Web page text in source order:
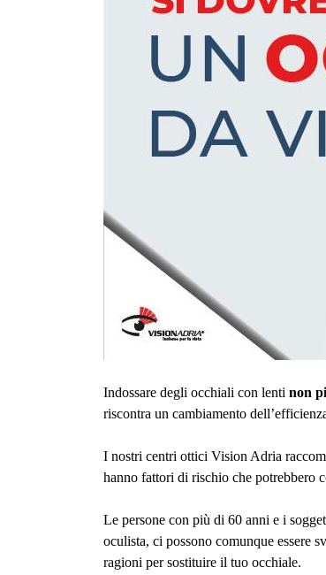
Indossare degli occhiali con lenti non
riscontra un cambiamento
I nostri centri ottici Vision Adria
hanno fattori di rischio che potrebbero
Le persone con più di 60 anni e i
oculista, ci possono comunque essere
ragioni per sostituire il tuo occhiale.